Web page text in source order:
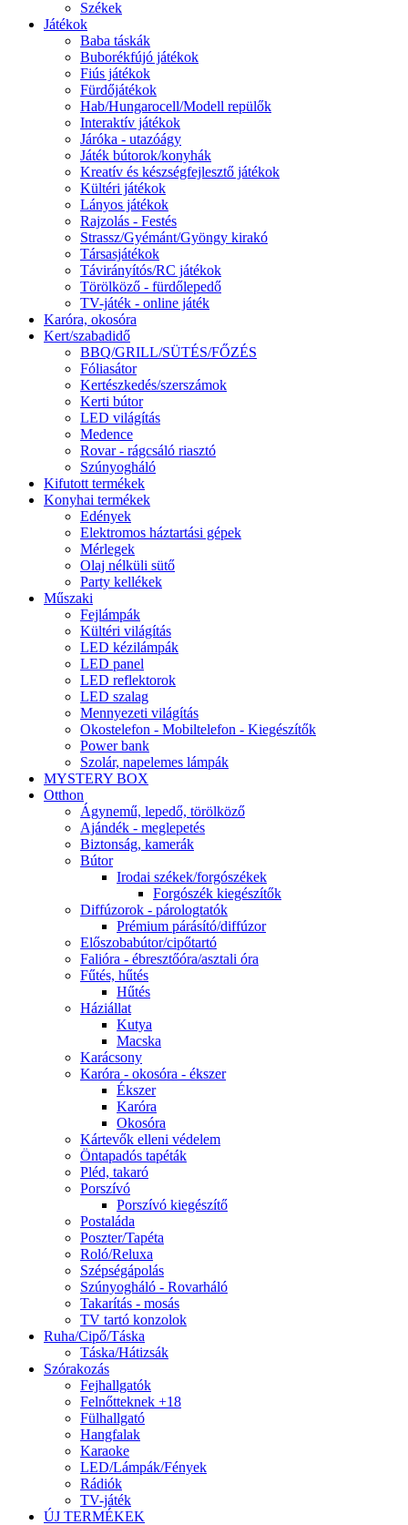
Székek
Játékok
Baba táskák
Buborékfújó játékok
Fiús játékok
Fürdőjátékok
Hab/Hungarocell/Modell repülők
Interaktív játékok
Járóka - utazóágy
Játék bútorok/konyhák
Kreatív és készségfejlesztő játékok
Kültéri játékok
Lányos játékok
Rajzolás - Festés
Strassz/Gyémánt/Gyöngy kirakó
Társasjátékok
Távirányítós/RC játékok
Törölköző - fürdőlepedő
TV-játék - online játék
Karóra, okosóra
Kert/szabadidő
BBQ/GRILL/SÜTÉS/FŐZÉS
Fóliasátor
Kertészkedés/szerszámok
Kerti bútor
LED világítás
Medence
Rovar - rágcsáló riasztó
Szúnyogháló
Kifutott termékek
Konyhai termékek
Edények
Elektromos háztartási gépek
Mérlegek
Olaj nélküli sütő
Party kellékek
Műszaki
Fejlámpák
Kültéri világítás
LED kézilámpák
LED panel
LED reflektorok
LED szalag
Mennyezeti világítás
Okostelefon - Mobiltelefon - Kiegészítők
Power bank
Szolár, napelemes lámpák
MYSTERY BOX
Otthon
Ágynemű, lepedő, törölköző
Ajándék - meglepetés
Biztonság, kamerák
Bútor
Irodai székek/forgószékek
Forgószék kiegészítők
Diffúzorok - párologtatók
Prémium párásító/diffúzor
Előszobabútor/cipőtartó
Falióra - ébresztőóra/asztali óra
Fűtés, hűtés
Hűtés
Háziállat
Kutya
Macska
Karácsony
Karóra - okosóra - ékszer
Ékszer
Karóra
Okosóra
Kártevők elleni védelem
Öntapadós tapéták
Pléd, takaró
Porszívó
Porszívó kiegészítő
Postaláda
Poszter/Tapéta
Roló/Reluxa
Szépségápolás
Szúnyogháló - Rovarháló
Takarítás - mosás
TV tartó konzolok
Ruha/Cipő/Táska
Táska/Hátizsák
Szórakozás
Fejhallgatók
Felnőtteknek +18
Fülhallgató
Hangfalak
Karaoke
LED/Lámpák/Fények
Rádiók
TV-játék
ÚJ TERMÉKEK